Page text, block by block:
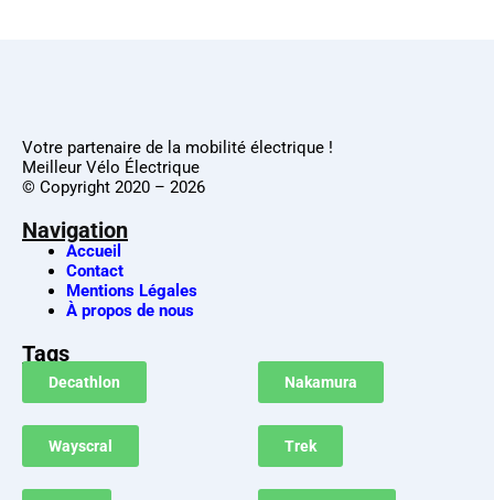
Votre partenaire de la mobilité électrique !
Meilleur Vélo Électrique
© Copyright 2020 – 2026
Navigation
Accueil
Contact
Mentions Légales
À propos de nous
Tags
Decathlon Nakamura
Wayscral Trek